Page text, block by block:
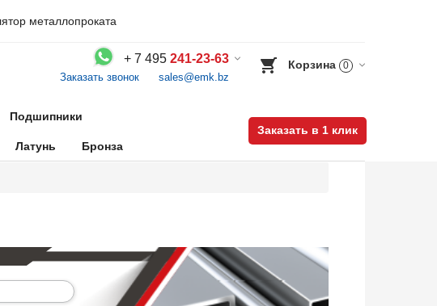
металлопроката
+ 7 495 241-23-63
Заказать звонок sales@emk.bz
Корзина 0
Подшипники
Латунь Бронза
Заказать в 1 клик